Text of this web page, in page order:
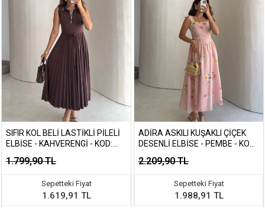
SIFIR KOL BELI LASTIKLI PILELI
ELBISE - KAHVERENGI - KOD:
1.799,90 TL
Sepetteki Fiyat
1.619,91 TL
ADIRA ASKILI KUŞAKLI ÇIÇEK
DESENLI ELBISE - PEMBE - KOD:
2.209,90 TL
Sepetteki Fiyat
1.988,91 TL